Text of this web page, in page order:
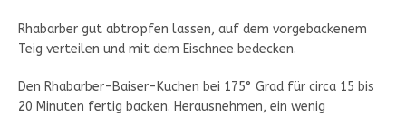
Rhabarber gut abtropfen lassen, auf dem vorgebackenem
Teig verteilen und mit dem Eischnee bedecken.
Den Rhabarber-Baiser-Kuchen bei 175° Grad für circa 15 bis
20 Minuten fertig backen. Herausnehmen, ein wenig